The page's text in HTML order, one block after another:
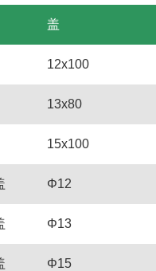
盖
12x100
13x80
15x100
Φ12
Φ13
Φ15